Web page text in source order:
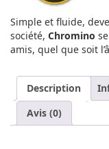
Simple et fluide,
société, Chromino
amis, quel que soit
Description
Avis (0)